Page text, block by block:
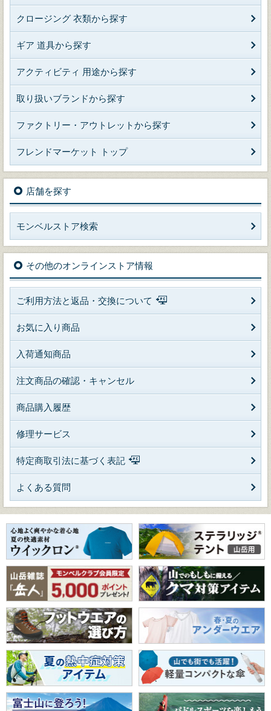
クロージング 衣類から探す
ギア 道具から探す
アクティビティ 用途から探す
取り扱いブランドから探す
ファクトリー・アウトレットから探す
フレンドマーケット トップ
店舗を探す
モンベルストア検索
その他のオンラインストア情報
ご利用方法と返品・交換について
お気に入り商品
入荷通知商品
注文商品の確認・キャンセル
商品購入履歴
修理サービス
特定商取引法に基づく表記
よくある質問